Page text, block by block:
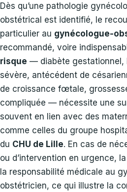
Dès qu’une pathologie
obstétrical est identifié, le
particulier au gynécologue-
recommandé, voire
risque — diabète gestationnel,
sévère, antécédent de
de croissance fœtale,
compliquée — nécessite une
souvent en lien avec des
comme celles du groupe
du CHU de Lille. En cas de
ou d’intervention en urgence,
la responsabilité médicale au
obstétricien, ce qui illustre la